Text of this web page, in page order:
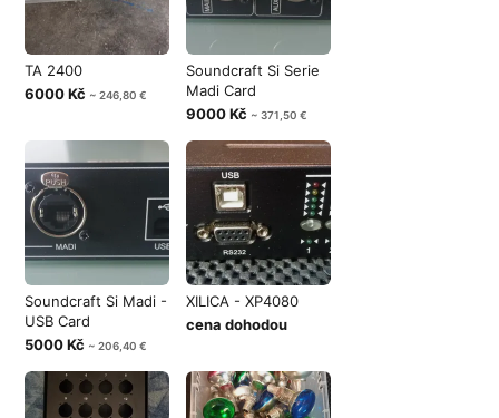
TA 2400
6000 Kč ~ 246,80 €
Soundcraft Si Serie
Madi Card
9000 Kč ~ 371,50 €
Soundcraft Si Madi -
USB Card
5000 Kč ~ 206,40 €
XILICA - XP4080
cena dohodou